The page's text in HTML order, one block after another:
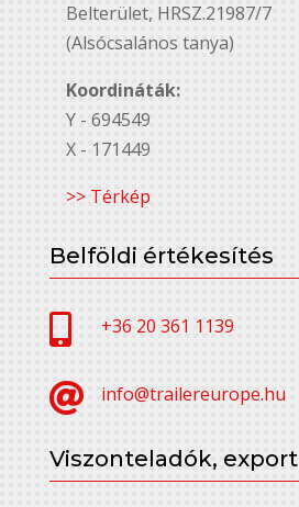
Belterület, HRSZ.21987/7
(Alsócsalános tanya)
Koordináták:
Y - 694549
X - 171449
>> Térkép
Belföldi értékesítés
 +36 20 361 1139
 info@trailereurope.hu
Viszonteladók, export